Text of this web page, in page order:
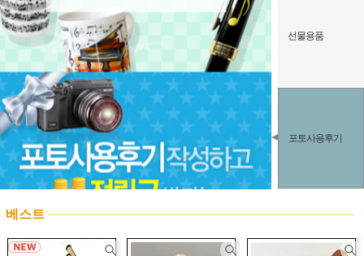
선물용품
포토사용후기
베스트